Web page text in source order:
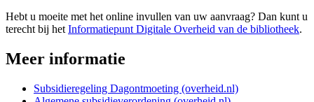
Hebt u moeite met het online invullen van uw aanvraag? Dan kunt u
terecht bij het Informatiepunt Digitale Overheid van de bibliotheek.
Meer informatie
Subsidieregeling Dagontmoeting (overheid.nl)